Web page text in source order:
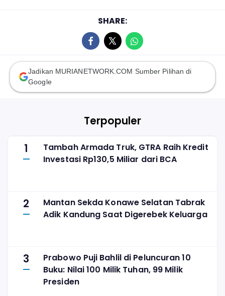
SHARE:
Jadikan MURIANETWORK.COM Sumber Pilihan di
Google
Terpopuler
1
Tambah Armada Truk, GTRA Raih Kredit
Investasi Rp130,5 Miliar dari BCA
2
Mantan Sekda Konawe Selatan Tabrak
Adik Kandung Saat Digerebek Keluarga
3
Prabowo Puji Bahlil di Peluncuran 10
Buku: Nilai 100 Milik Tuhan, 99 Milik
Presiden